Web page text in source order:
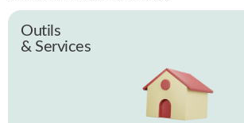
Outils
& Services